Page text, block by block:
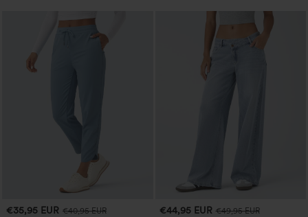
€35,95 EUR €40,95 EUR
€44,95 EUR €49,95 EUR